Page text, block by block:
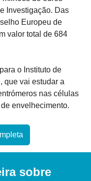
Investigação. Das
Europeu de
valor total de 684
o Instituto de
que vai estudar a
nas células
envelhecimento.
sobre